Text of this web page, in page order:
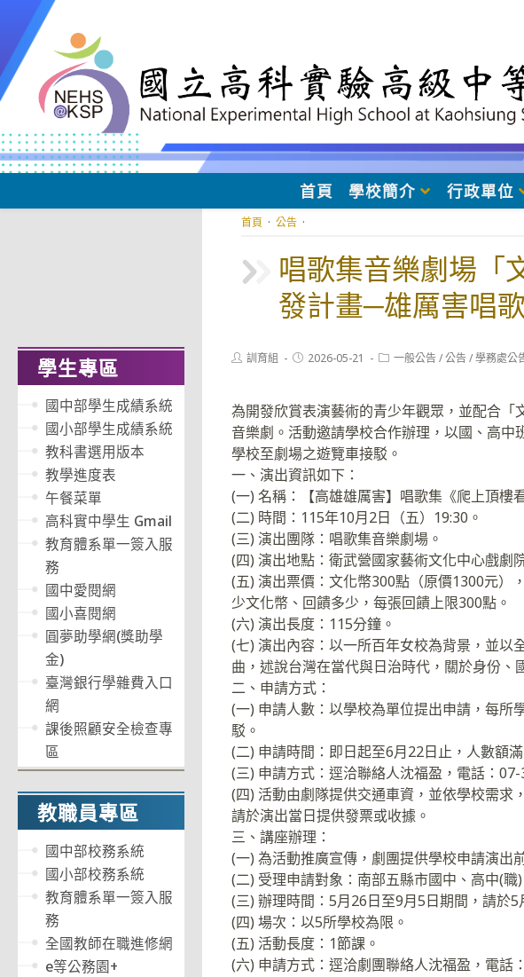
至
主
要
容
首頁 學校簡介 行政單位
唱歌集音樂劇場「
發計畫─雄厲害唱
首頁 · 公告 ·
Post訓育組
Post2026-05-21
Post一般公告 / 公告 / 學務處公
為開發欣賞表演藝術的青少年觀眾，並配合
音樂劇。活動邀請學校合作辦理，以國、高
學校至劇場之遊覽車接駁。
一、演出資訊如下：
(一) 名稱：【高雄雄厲害】唱歌集《爬上頂樓
(二) 時間：115年10月2日（五）19:30。
(三) 演出團隊：唱歌集音樂劇場。
(四) 演出地點：衛武營國家藝術文化中心戲劇
(五) 演出票價：文化幣300點（原價1300元）
少文化幣、回饋多少，每張回饋上限300點。
(六) 演出長度：115分鐘。
(七) 演出內容：以一所百年女校為背景，並
曲，述說台灣在當代與日治時代，關於身份、
二、申請方式：
(一) 申請人數：以學校為單位提出申請，每
駁。
(二) 申請時間：即日起至6月22日止，人數額
(三) 申請方式：逕洽聯絡人沈福盈，電話：
(四) 活動由劇隊提供交通車資，並依學校需求
請於演出當日提供發票或收據。
三、講座辦理：
(一) 為活動推廣宣傳，劇團提供學校申請演出
(二) 受理申請對象：南部五縣市國中、高中(職)
(三) 辦理時間：5月26日至9月5日期間，請於5
(四) 場次：以5所學校為限。
(五) 活動長度：1節課。
(六) 申請方式：逕洽劇團聯絡人沈福盈，電
學生專區
國中部學生成績系統
國小部學生成績系統
教科書選用版本
教學進度表
午餐菜單
高科實中學生 Gmail
教育體系單一簽入服
務
國中愛閱網
國小喜閱網
圓夢助學網(獎助學
金)
臺灣銀行學雜費入口
網
課後照顧安全檢查專
區
教職員專區
國中部校務系統
國小部校務系統
教育體系單一簽入服
務
全國教師在職進修網
e等公務園+